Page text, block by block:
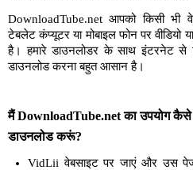
DownloadTube.net आपको किसी भी
टेबलेट कंप्यूटर या मोबाइल फोन पर
है। हमारे डाउनलोडर के साथ इंटरनेट से
डाउनलोड करना बहुत आसान है।
मैं DownloadTube.net का उपयोग
डाउनलोड करूं?
VidLii वेबसाइट पर जाएं और उस पेज